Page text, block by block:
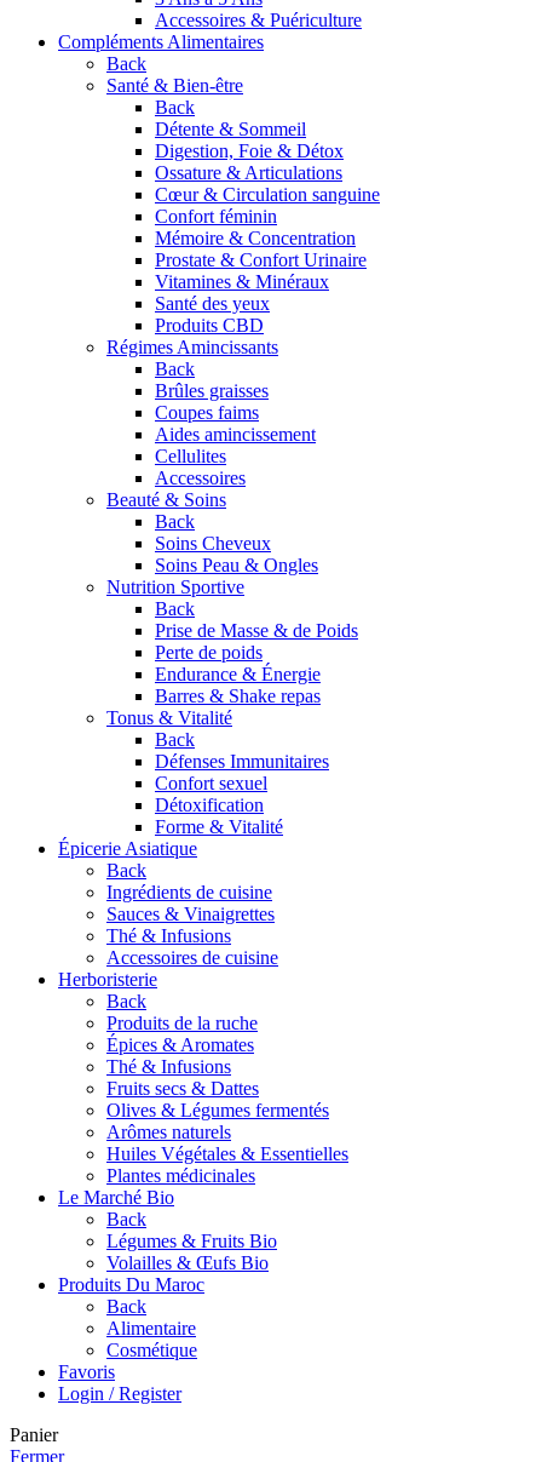
Accessoires & Puériculture
Compléments Alimentaires
Back
Santé & Bien-être
Back
Détente & Sommeil
Digestion, Foie & Détox
Ossature & Articulations
Cœur & Circulation sanguine
Confort féminin
Mémoire & Concentration
Prostate & Confort Urinaire
Vitamines & Minéraux
Santé des yeux
Produits CBD
Régimes Amincissants
Back
Brûles graisses
Coupes faims
Aides amincissement
Cellulites
Accessoires
Beauté & Soins
Back
Soins Cheveux
Soins Peau & Ongles
Nutrition Sportive
Back
Prise de Masse & de Poids
Perte de poids
Endurance & Énergie
Barres & Shake repas
Tonus & Vitalité
Back
Défenses Immunitaires
Confort sexuel
Détoxification
Forme & Vitalité
Épicerie Asiatique
Back
Ingrédients de cuisine
Sauces & Vinaigrettes
Thé & Infusions
Accessoires de cuisine
Herboristerie
Back
Produits de la ruche
Épices & Aromates
Thé & Infusions
Fruits secs & Dattes
Olives & Légumes fermentés
Arômes naturels
Huiles Végétales & Essentielles
Plantes médicinales
Le Marché Bio
Back
Légumes & Fruits Bio
Volailles & Œufs Bio
Produits Du Maroc
Back
Alimentaire
Cosmétique
Favoris
Login / Register
Panier
Fermer